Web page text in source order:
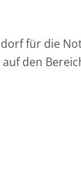
für die
den